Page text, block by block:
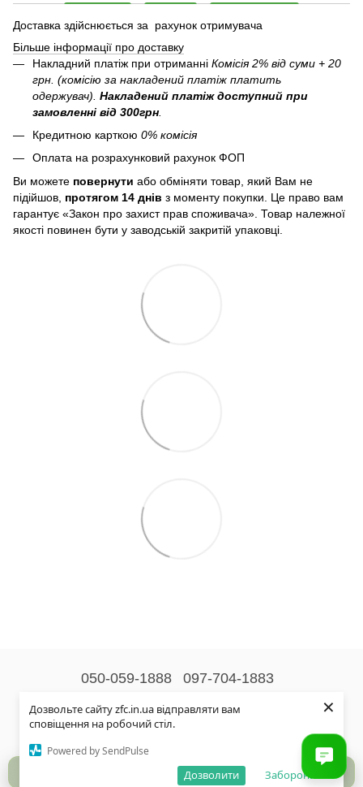
Дозвольте сайту zfc.in.ua відправляти вам
сповіщення на робочий стіл.
Powered by SendPulse
Заборонити
Дозволити
×
Доставка здійснюється за рахунок отримувача
Більше інформації про доставку
Накладний платіж при отриманні Комісія 2% від суми + 20
грн. (комісію за накладений платіж платить
одержувач). Накладений платіж доступний при
замовленні від 300грн
Кредитною карткою 0% комісія
Оплата на розрахунковий рахунок ФОП
Ви можете повернути або обміняти товар, який Вам не
підійшов, протягом 14 днів з моменту покупки. Це право вам
гарантує «Закон про захист прав споживача». Товар належної
якості повинен бути у заводській закритій упаковці.
050-059-1888 097-704-1883
Контактна інформація
© 2026